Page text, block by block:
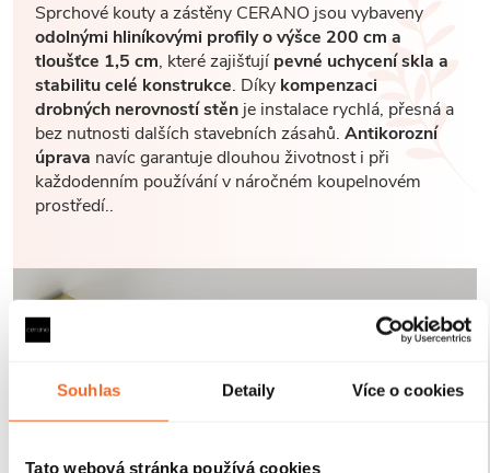
Souhlas Detaily Více o cookies
Tato webová stránka používá cookies
Sprchové kouty a zástěny CERANO jsou vybaveny
odolnými hliníkovými profily o výšce 200 cm a
tloušťce 1,5 cm, které zajišťujípevné uchycení skla a
stabilitu celé konstrukce. Díky kompenzaci
drobných nerovností stěnje instalace rychlá, přesná a
bez nutnosti dalších stavebních zásahů. Antikorozní
úprava navíc garantuje dlouhou životnost i při
každodenním používání v náročném koupelnovém
prostředí..